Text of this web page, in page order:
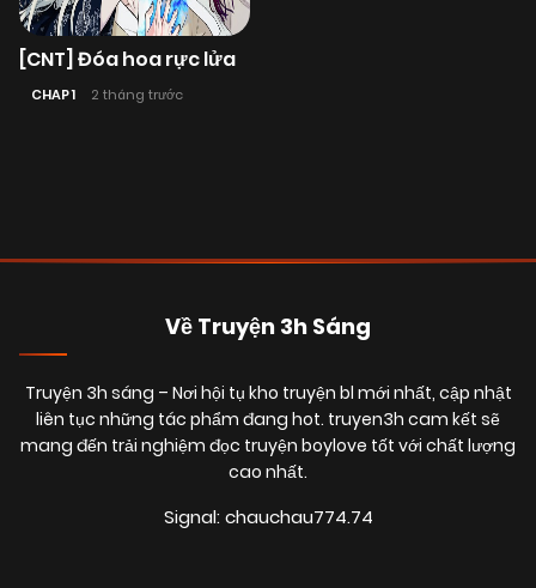
[CNT] Đóa hoa rực lửa
CHAP 1 2 tháng trước
Về Truyện 3h Sáng
Truyện 3h sáng – Nơi hội tụ kho truyện bl mới nhất, cập nhật
liên tục những tác phẩm đang hot. truyen3h cam kết sẽ
mang đến trải nghiệm đọc truyện boylove tốt với chất lượng
cao nhất.
Signal: chauchau774.74